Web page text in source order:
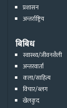
प्रशासन
अन्तर्राष्ट्रिय
बिबिध
स्वास्थ्य/जीवनशैली
अन्तरवार्ता
कला/साहित्य
विचार/ब्लग
खेलकुद